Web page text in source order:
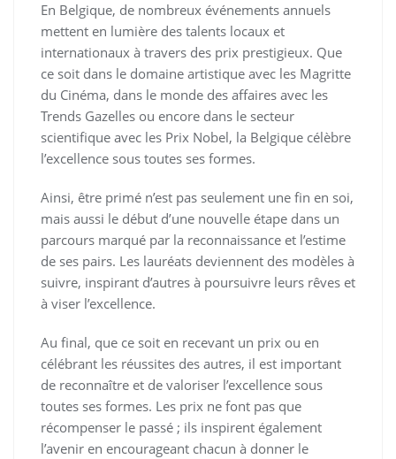
En Belgique, de nombreux événements annuels
mettent en lumière des talents locaux et
internationaux à travers des prix prestigieux. Que
ce soit dans le domaine artistique avec les Magritte
du Cinéma, dans le monde des affaires avec les
Trends Gazelles ou encore dans le secteur
scientifique avec les Prix Nobel, la Belgique célèbre
l’excellence sous toutes ses formes.
Ainsi, être primé n’est pas seulement une fin en soi,
mais aussi le début d’une nouvelle étape dans un
parcours marqué par la reconnaissance et l’estime
de ses pairs. Les lauréats deviennent des modèles à
suivre, inspirant d’autres à poursuivre leurs rêves et
à viser l’excellence.
Au final, que ce soit en recevant un prix ou en
célébrant les réussites des autres, il est important
de reconnaître et de valoriser l’excellence sous
toutes ses formes. Les prix ne font pas que
récompenser le passé ; ils inspirent également
l’avenir en encourageant chacun à donner le